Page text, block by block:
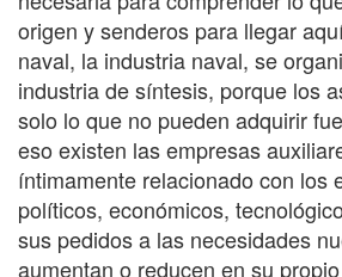
origen y senderos para llegar
naval, la industria naval, se
industria de síntesis, porque los
solo lo que no pueden adquirir
eso existen las empresas
íntimamente relacionado con los
políticos, económicos,
sus pedidos a las necesidades
aumentan o reducen en su